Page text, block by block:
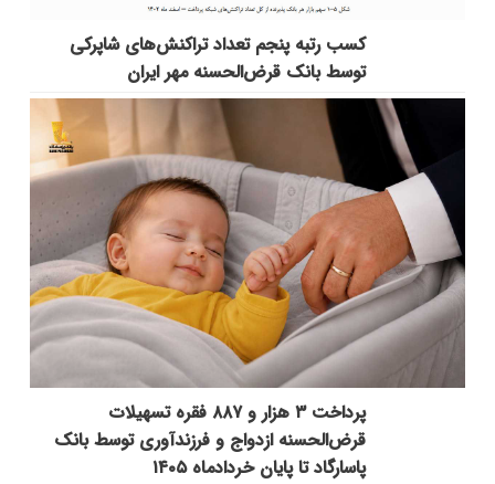
کسب رتبه پنجم تعداد تراکنش‌های شاپرکی
توسط بانک قرض‌الحسنه مهر ایران
پرداخت ۳ هزار و ۸۸۷ فقره تسهیلات
قرض‌الحسنه ازدواج و فرزندآوری توسط بانک
پاسارگاد تا پایان خردادماه ۱۴۰۵